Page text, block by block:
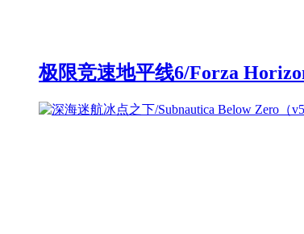
极限竞速地平线6/Forza